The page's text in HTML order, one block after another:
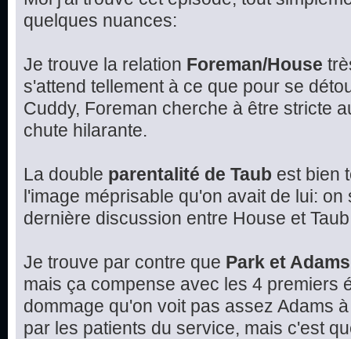
quelques nuances:
Je trouve la relation Foreman/House
s'attend tellement à ce que pour se
Cuddy, Foreman cherche à être stricte
chute hilarante.
La double parentalité de Taub est bien
l'image méprisable qu'on avait de lui:
dernière discussion entre House et
Je trouve par contre que Park et Adams
mais ça compense avec les 4 premiers
dommage qu'on voit pas assez Adams
par les patients du service, mais c'est